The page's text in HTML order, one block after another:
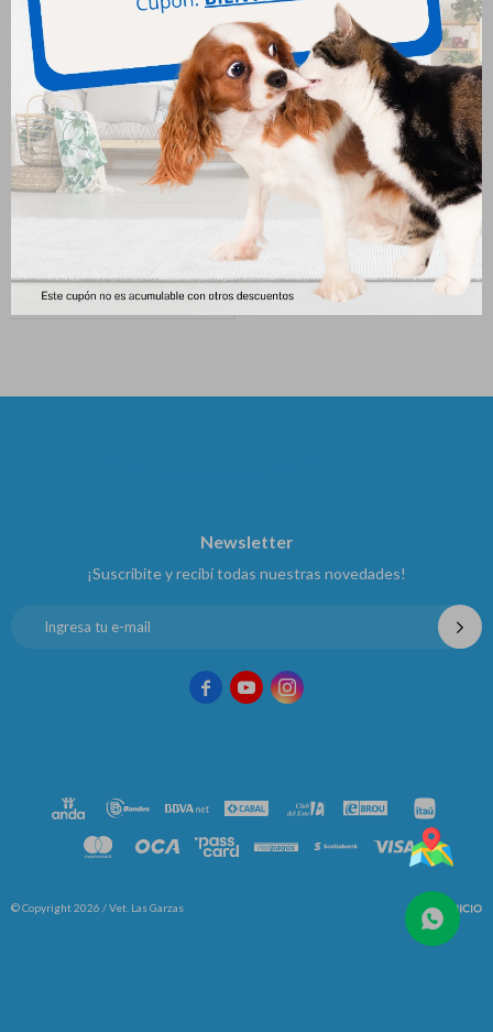
$657 $707
Select Gato Castrado 1.5 Kgs
Newsletter
¡Suscribite y recibí todas nuestras novedades!
  
© Copyright 2026 / Vet. Las Garzas